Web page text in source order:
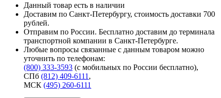
Данный товар есть в наличии
Доставим по Санкт-Петербургу, стоимость доставки 700
рублей.
Отправим по России. Бесплатно доставим до терминала
транспортной компании в Санкт-Петербурге.
Любые вопросы связанные с данным товаром можно
уточнить по телефонам:
(800) 333-3593 (с мобильных по России бесплатно),
СПб (812) 409-6111 ,
МСК (495) 260-6111